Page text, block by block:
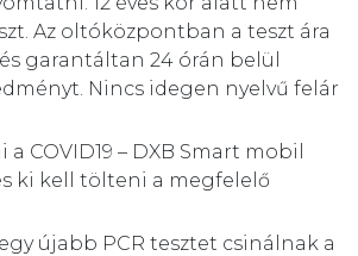
Az oltóközpontban a teszt ára
garantáltan 24 órán belül
Nincs idegen nyelvű felár
COVID19 – DXB Smart mobil
ki kell tölteni a megfelelő
újabb PCR tesztet csinálnak a